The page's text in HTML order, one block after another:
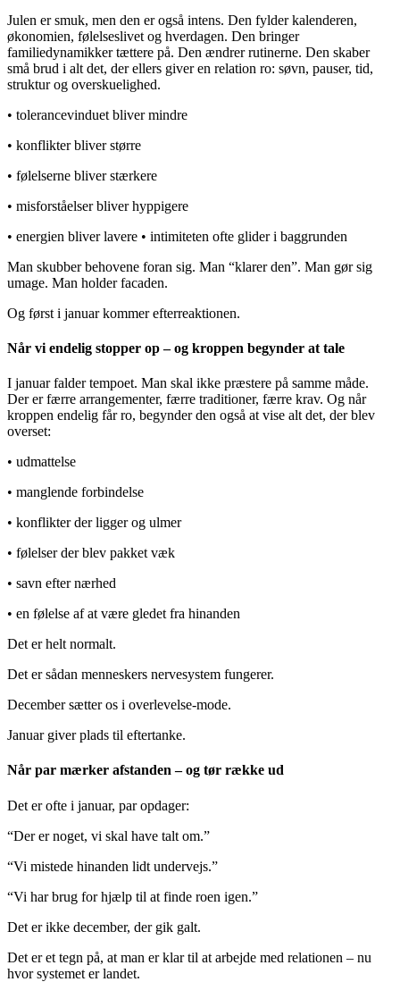
Julen er smuk, men den er også intens. Den fylder kalenderen,
økonomien, følelseslivet og hverdagen. Den bringer
familiedynamikker tættere på. Den ændrer rutinerne. Den skaber
små brud i alt det, der ellers giver en relation ro: søvn, pauser, tid,
struktur og overskuelighed.
• tolerancevinduet bliver mindre
• konflikter bliver større
• følelserne bliver stærkere
• misforståelser bliver hyppigere
• energien bliver lavere • intimiteten ofte glider i baggrunden
Man skubber behovene foran sig. Man “klarer den”. Man gør sig
umage. Man holder facaden.
Og først i januar kommer efterreaktionen.
Når vi endelig stopper op – og kroppen begynder at tale
I januar falder tempoet. Man skal ikke præstere på samme måde.
Der er færre arrangementer, færre traditioner, færre krav. Og når
kroppen endelig får ro, begynder den også at vise alt det, der blev
overset:
• udmattelse
• manglende forbindelse
• konflikter der ligger og ulmer
• følelser der blev pakket væk
• savn efter nærhed
• en følelse af at være gledet fra hinanden
Det er helt normalt.
Det er sådan menneskers nervesystem fungerer.
December sætter os i overlevelse-mode.
Januar giver plads til eftertanke.
Når par mærker afstanden – og tør række ud
Det er ofte i januar, par opdager:
“Der er noget, vi skal have talt om.”
“Vi mistede hinanden lidt undervejs.”
“Vi har brug for hjælp til at finde roen igen.”
Det er ikke december, der gik galt.
Det er et tegn på, at man er klar til at arbejde med relationen – nu
hvor systemet er landet.